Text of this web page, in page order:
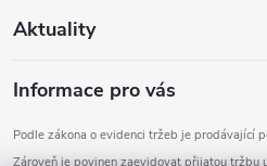
Aktuality
Informace pro vás
Podle zákona o evidenci tržeb je prodávající
Zároveň je povinen zaevidovat přijatou tržbu